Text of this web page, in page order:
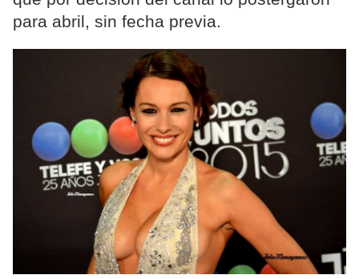
para abril, sin fecha previa.